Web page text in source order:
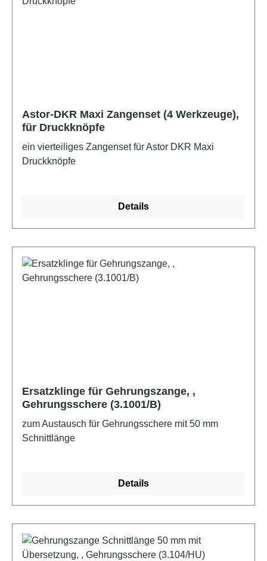
Astor-DKR Maxi Zangenset (4 Werkzeuge),
für Druckknöpfe
ein vierteiliges Zangenset für Astor DKR Maxi
Druckknöpfe
Details
Ersatzklinge für Gehrungszange, ,
Gehrungsschere (3.1001/B)
zum Austausch für Gehrungsschere mit 50 mm
Schnittlänge
Details